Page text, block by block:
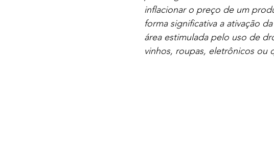
inflacionar o preço de um
forma significativa a ativação
área estimulada pelo uso de
vinhos, roupas, eletrônicos ou